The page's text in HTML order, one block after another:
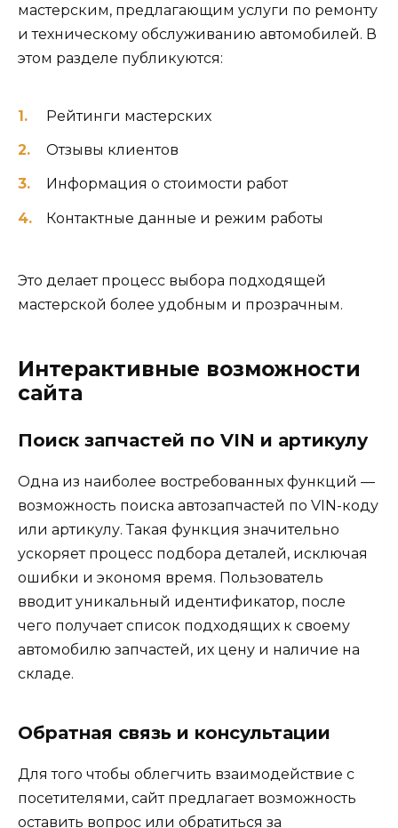
мастерским, предлагающим услуги по ремонту
и техническому обслуживанию автомобилей. В
этом разделе публикуются:
Рейтинги мастерских
Отзывы клиентов
Информация о стоимости работ
Контактные данные и режим работы
Это делает процесс выбора подходящей
мастерской более удобным и прозрачным.
Интерактивные возможности
сайта
Поиск запчастей по VIN и артикулу
Одна из наиболее востребованных функций —
возможность поиска автозапчастей по VIN-коду
или артикулу. Такая функция значительно
ускоряет процесс подбора деталей, исключая
ошибки и экономя время. Пользователь
вводит уникальный идентификатор, после
чего получает список подходящих к своему
автомобилю запчастей, их цену и наличие на
складе.
Обратная связь и консультации
Для того чтобы облегчить взаимодействие с
посетителями, сайт предлагает возможность
оставить вопрос или обратиться за